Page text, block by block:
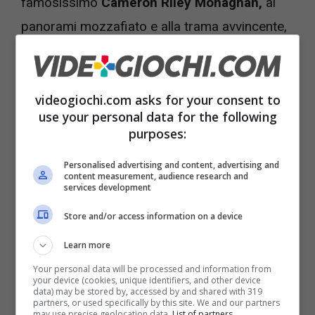
panorami mozzafiato e alla trama avvincente,
cavalieriJedi!
Leggi anche ->Riot Games lavora a
qualcosa di grosso, saccheggiata Xbox
videogiochi.com asks for your consent to
use your personal data for the following
purposes:
Personalised advertising and content, advertising and
content measurement, audience research and
services development
Store and/or access information on a device
Learn more
Your personal data will be processed and information from
your device (cookies, unique identifiers, and other device
data) may be stored by, accessed by and shared with 319
partners, or used specifically by this site. We and our partners